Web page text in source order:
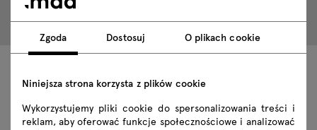
Dane techniczne
Zgoda Dostosuj O plikach cookie
Niniejsza strona korzysta z plików cookie
Wykorzystujemy pliki cookie do spersonalizowania treści i
reklam, aby oferować funkcje społecznościowe i analizować